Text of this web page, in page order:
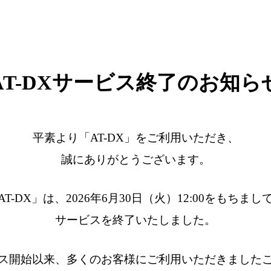
DXサービス終了のお知ら
平素より「AT-DX」をご利用いただき、
誠にありがとうございます。
AT-DX」は、2026年6月30日（火）12:00をもちまして
サービスを終了いたしました。
開始以来、多くのお客様にご利用いただきましたこ